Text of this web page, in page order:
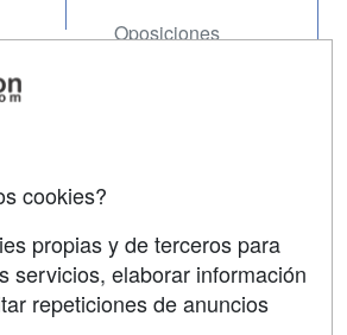
Oposiciones
cookies?
propias y de terceros para
servicios, elaborar información
repeticiones de anuncios